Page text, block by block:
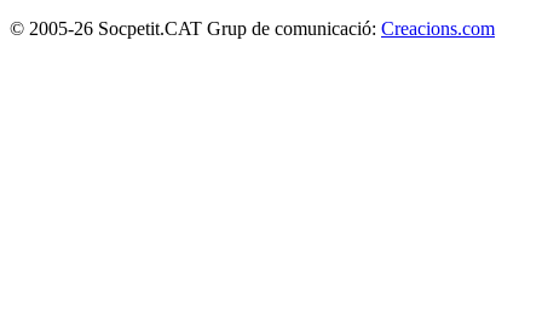
© 2005-26 Socpetit.CAT Grup de comunicació: Creacions.com